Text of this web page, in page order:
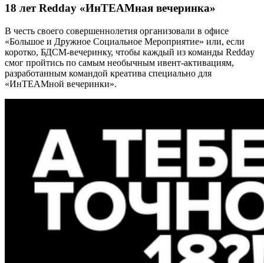
18 лет Redday «ИнTEAMная вечеринка»
В честь своего совершеннолетия организовали в офисе
«Большое и Дружное Социальное Мероприятие» или, если
коротко, БДСМ-вечеринку, чтобы каждый из команды Redday
смог пройтись по самым необычным ивент-активациям,
разработанным командой креатива специально для
«ИнTEAMной вечеринки».